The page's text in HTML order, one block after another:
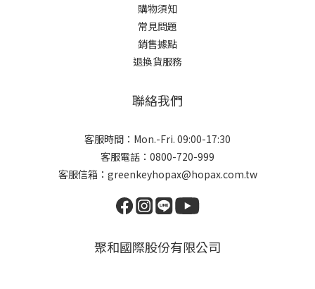
購物須知
常見問題
銷售據點
退換貨服務
聯絡我們
客服時間：Mon.-Fri. 09:00-17:30
客服電話：0800-720-999
客服信箱：greenkeyhopax@hopax.com.tw
聚和國際股份有限公司